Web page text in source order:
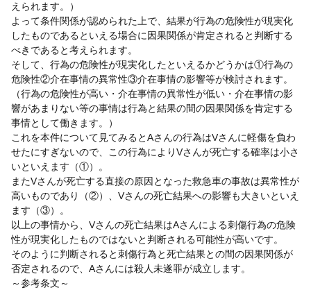
えられます。）
よって条件関係が認められた上で、結果が行為の危険性が現実化
したものであるといえる場合に因果関係が肯定されると判断する
べきであると考えられます。
そして、行為の危険性が現実化したといえるかどうかは①行為の
危険性②介在事情の異常性③介在事情の影響等が検討されます。
（行為の危険性が高い・介在事情の異常性が低い・介在事情の影
響があまりない等の事情は行為と結果の間の因果関係を肯定する
事情として働きます。）
これを本件について見てみるとAさんの行為はVさんに軽傷を負わ
せたにすぎないので、この行為によりVさんが死亡する確率は小さ
いといえます（①）。
またVさんが死亡する直接の原因となった救急車の事故は異常性が
高いものであり（②）、Vさんの死亡結果への影響も大きいといえ
ます（③）。
以上の事情から、Vさんの死亡結果はAさんによる刺傷行為の危険
性が現実化したものではないと判断される可能性が高いです。
そのように判断されると刺傷行為と死亡結果との間の因果関係が
否定されるので、Aさんには殺人未遂罪が成立します。
～参考条文～